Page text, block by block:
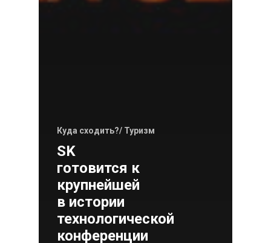
Куда сходить?/ Туризм
SK
готовится к
крупнейшей
в истории
технологической
конференции